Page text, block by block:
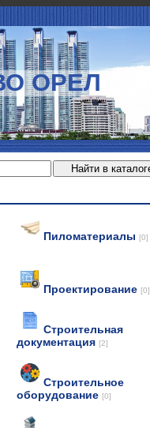
ОРЕЛ
Пиломатериалы [0]
Проектирование [0]
Строительная
документация [2]
Строительное
оборудование [0]